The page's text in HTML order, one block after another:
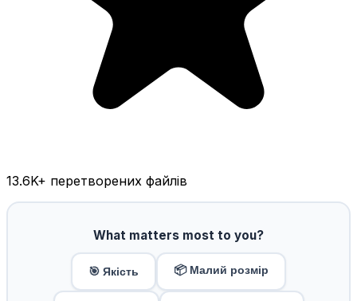
13.6K+ перетворених файлів
What matters most to you?
🎯 Якість 📦 Малий розмір